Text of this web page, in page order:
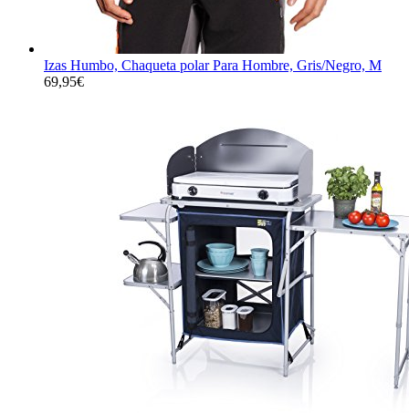
Izas Humbo, Chaqueta polar Para Hombre, Gris/Negro, M
69,95€